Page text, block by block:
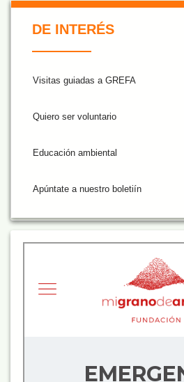
De Interés NARANJA
DE INTERÉS
Visitas guiadas a GREFA
Quiero ser voluntario
Educación ambiental
Apúntate a nuestro boletiín